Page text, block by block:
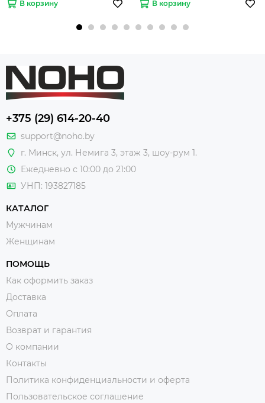
В корзину В корзину
+375 (29) 614-20-40
support@noho.by
г. Минск, ул. Немига 3, этаж 3, шоу-рум 1.
Ежедневно с 10:00 до 21:00
УНП: 193827185
КАТАЛОГ
Мужчинам
Женщинам
ПОМОЩЬ
Как оформить заказ
Доставка
Оплата
Возврат и гарантия
О компании
Контакты
Политика конфиденциальности и оферта
Пользовательское соглашение